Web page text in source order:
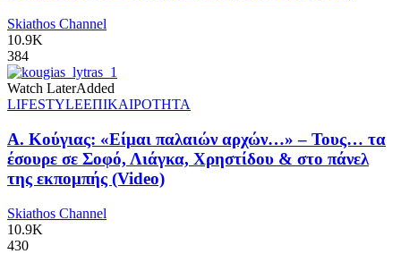
Skiathos Channel
10.9K
384
Watch LaterAdded
LIFESTYLEΕΠΙΚΑΙΡΟΤΗΤΑ
Α. Κούγιας: «Είμαι παλαιών αρχών…» – Τους… τα
έσουρε σε Σοφό, Λιάγκα, Χρηστίδου & στο πάνελ
της εκπομπής (Video)
Skiathos Channel
10.9K
430